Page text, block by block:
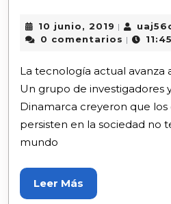
10 junio, 2019 |
0 comentarios |
La tecnología actual avanza
Un grupo de investigadores
Dinamarca creyeron que
persisten en la sociedad no
mundo
Leer Más